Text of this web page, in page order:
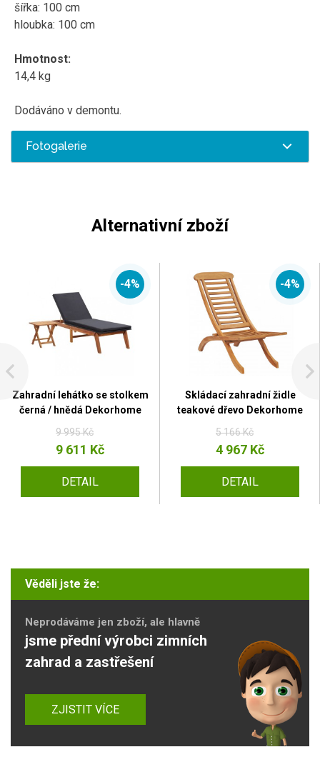
šířka: 100 cm
hloubka: 100 cm
Hmotnost:
14,4 kg
Dodáváno v demontu.
Fotogalerie
Alternativní zboží
-4%
Zahradní lehátko se stolkem
černá / hnědá Dekorhome
9 995 Kč
9 611 Kč
DETAIL
-4%
Skládací zahradní židle
teakové dřevo Dekorhome
5 166 Kč
4 967 Kč
DETAIL
Věděli jste že:
Neprodáváme jen zboží, ale hlavně
jsme přední výrobci zimních
zahrad a zastřešení
ZJISTIT VÍCE